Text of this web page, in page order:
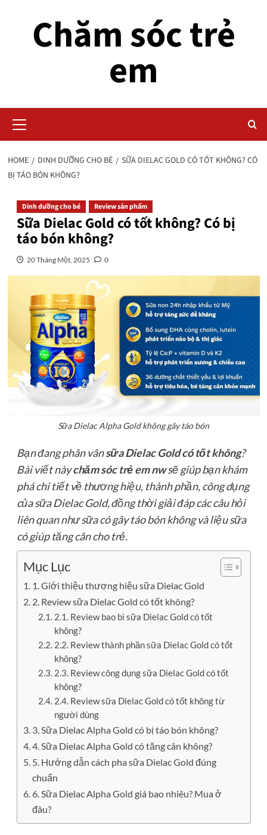
Chăm sóc trẻ
em
Menu
HOME DINH DƯỠNG CHO BÉ
SỮA DIELAC GOLD CÓ TỐT KHÔNG? CÓ
BỊ TÁO BÓN KHÔNG?
Dinh dưỡng cho bé Review sản phẩm
Sữa Dielac Gold có tốt không? Có bị
táo bón không?
20 Tháng Một, 2025 0
Sữa Dielac Alpha Gold không gây táo bón
Bạn đang phân vânsữa Dielac Gold có tốt không?
Bài viết nàychăm sóc trẻ em nwsẽ giúp bạn khám
phá chi tiết về thương hiệu, thành phần, công dụng
của sữa Dielac Gold, đồng thời giải đáp các câu hỏi
liên quan như sữa có gây táo bón không và liệu sữa
có giúp tăng cân cho trẻ.
Mục Lục
1. Giới thiệu thương hiệu sữa Dielac Gold
2. Review sữa Dielac Gold có tốt không?
2.1. Review bao bì sữa Dielac Gold có tốt
không?
2.2. Review thành phần sữa Dielac Gold có tốt
không?
2.3. Review công dụng sữa Dielac Gold có tốt
không?
2.4. Review sữa Dielac Gold có tốt không từ
người dùng
3. Sữa Dielac Alpha Gold có bị táo bón không?
4. Sữa Dielac Alpha Gold có tăng cân không?
5. Hướng dẫn cách pha sữa Dielac Gold đúng
chuẩn
6. Sữa Dielac Alpha Gold giá bao nhiêu? Mua ở
đâu?